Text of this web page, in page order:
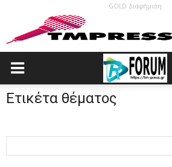
GOLD Διαφήμιση
Ετικέτα θέματος